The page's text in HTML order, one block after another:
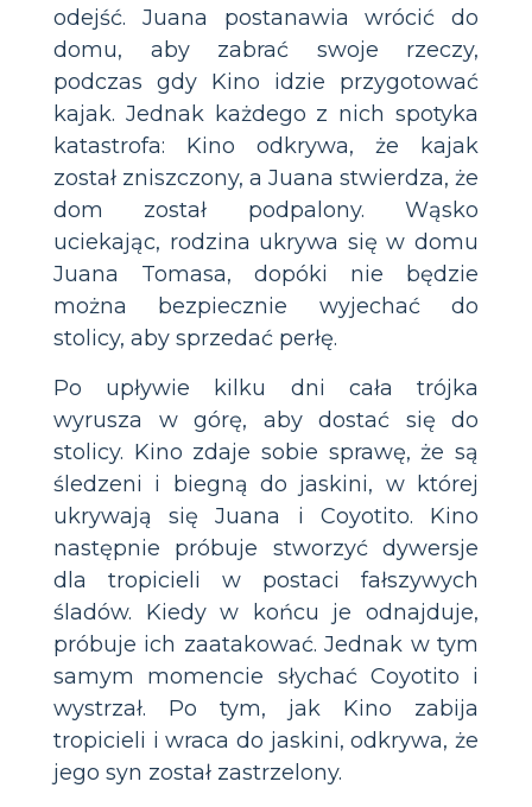
odejść. Juana postanawia wrócić do
domu, aby zabrać swoje rzeczy,
podczas gdy Kino idzie przygotować
kajak. Jednak każdego z nich spotyka
katastrofa: Kino odkrywa, że kajak
został zniszczony, a Juana stwierdza, że
dom został podpalony. Wąsko
uciekając, rodzina ukrywa się w domu
Juana Tomasa, dopóki nie będzie
można bezpiecznie wyjechać do
stolicy, aby sprzedać perłę.
Po upływie kilku dni cała trójka
wyrusza w górę, aby dostać się do
stolicy. Kino zdaje sobie sprawę, że są
śledzeni i biegną do jaskini, w której
ukrywają się Juana i Coyotito. Kino
następnie próbuje stworzyć dywersje
dla tropicieli w postaci fałszywych
śladów. Kiedy w końcu je odnajduje,
próbuje ich zaatakować. Jednak w tym
samym momencie słychać Coyotito i
wystrzał. Po tym, jak Kino zabija
tropicieli i wraca do jaskini, odkrywa, że
jego syn został zastrzelony.